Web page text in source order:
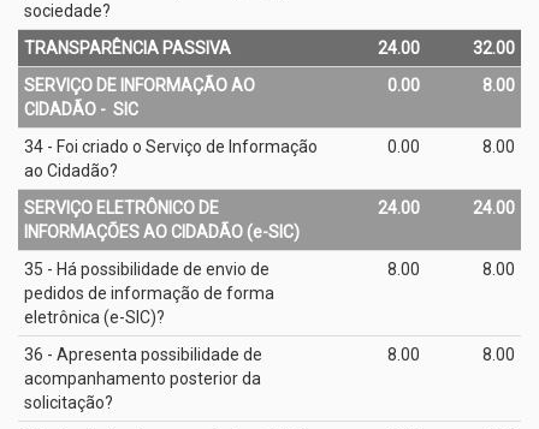
sociedade?
TRANSPARÊNCIA PASSIVA 24.00
32.00
SERVIÇO DE INFORMAÇÃO AO
CIDADÃO - ­ SIC
0.00 8.00
34 - Foi criado o Serviço de Informação
ao Cidadão?
0.00 8.00
SERVIÇO ELETRÔNICO DE
INFORMAÇÕES AO CIDADÃO (e­-SIC)
24.00 24.00
35 - Há possibilidade de envio de
pedidos de informação de forma
eletrônica (e­-SIC)?
8.00 8.00
36 - Apresenta possibilidade de
acompanhamento posterior da
solicitação?
8.00 8.00